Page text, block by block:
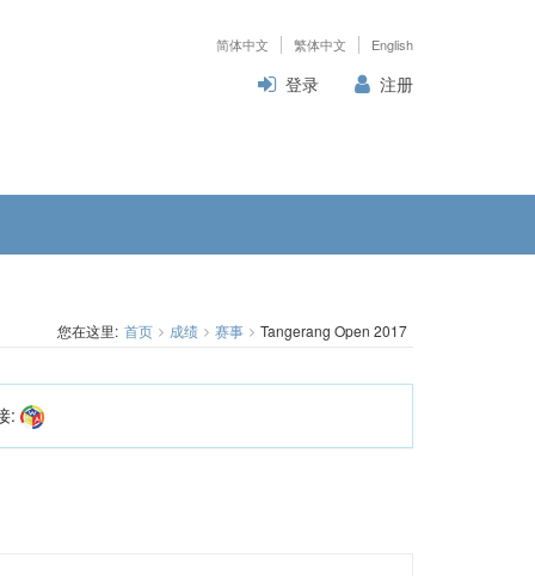
简体中文 繁体中文 English
登录 注册
您在这里: 首页 成绩 赛事 Tangerang Open 2017
: